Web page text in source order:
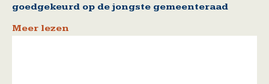
goedgekeurd op de jongste gemeenteraad
Meer lezen